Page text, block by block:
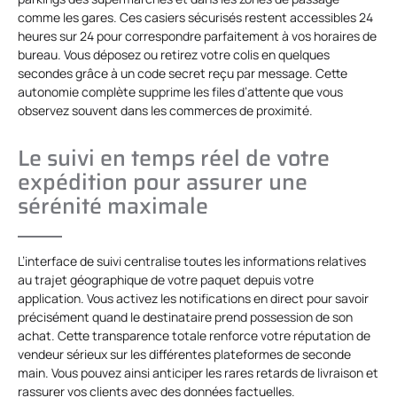
comme les gares. Ces casiers sécurisés restent accessibles 24
heures sur 24 pour correspondre parfaitement à vos horaires de
bureau. Vous déposez ou retirez votre colis en quelques
secondes grâce à un code secret reçu par message. Cette
autonomie complète supprime les files d’attente que vous
observez souvent dans les commerces de proximité.
Le suivi en temps réel de votre
expédition pour assurer une
sérénité maximale
L’interface de suivi centralise toutes les informations relatives
au trajet géographique de votre paquet depuis votre
application. Vous activez les notifications en direct pour savoir
précisément quand le destinataire prend possession de son
achat. Cette transparence totale renforce votre réputation de
vendeur sérieux sur les différentes plateformes de seconde
main. Vous pouvez ainsi anticiper les rares retards de livraison et
rassurer vos clients avec des données factuelles.